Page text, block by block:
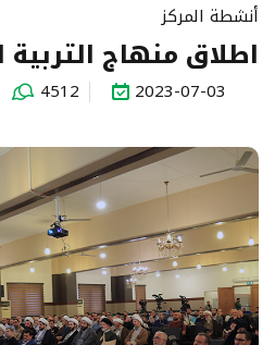
أنشطة المركز
اطلاق منهاج التربية
2023-07-03
4512